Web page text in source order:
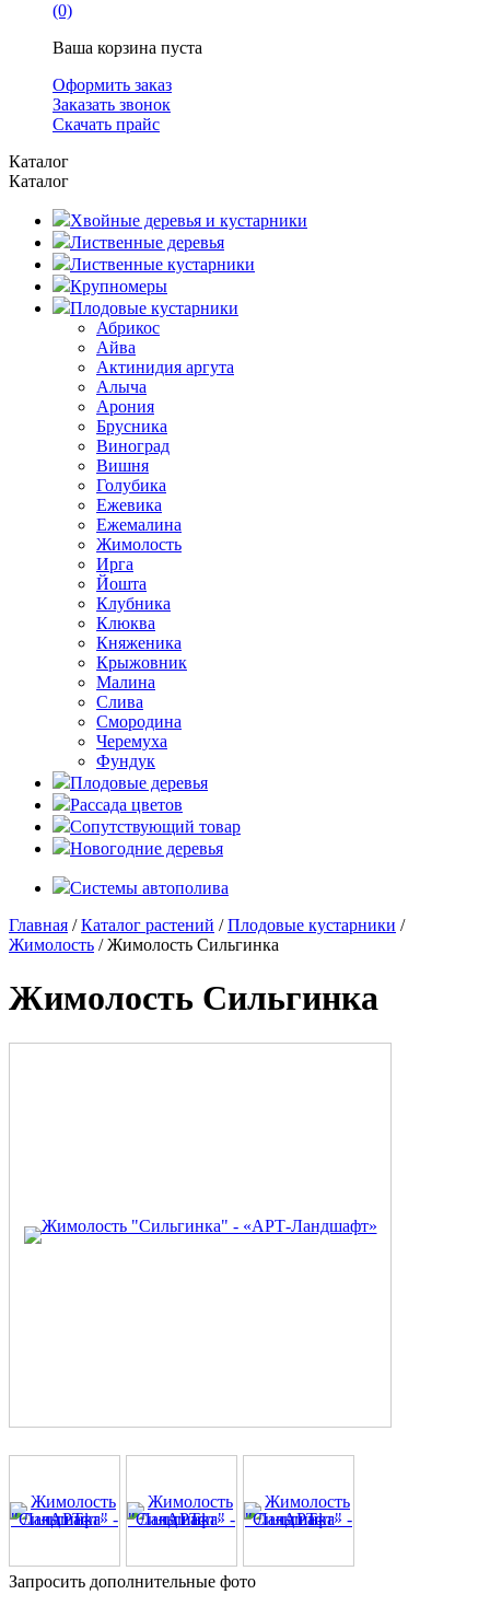
(0)
Ваша корзина пуста
Оформить заказ
Заказать звонок
Скачать прайс
Каталог
Каталог
Хвойные деревья и кустарники
Лиственные деревья
Лиственные кустарники
Крупномеры
Плодовые кустарники
Абрикос
Айва
Актинидия аргута
Алыча
Арония
Брусника
Виноград
Вишня
Голубика
Ежевика
Ежемалина
Жимолость
Ирга
Йошта
Клубника
Клюква
Княженика
Крыжовник
Малина
Слива
Смородина
Черемуха
Фундук
Плодовые деревья
Рассада цветов
Сопутствующий товар
Новогодние деревья
Системы автополива
Главная /Каталог растений /Плодовые кустарники /
Жимолость / Жимолость Сильгинка
Жимолость Сильгинка
Запросить дополнительные фото